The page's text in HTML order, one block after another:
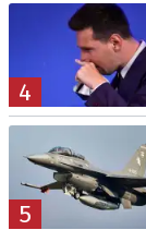
4
5